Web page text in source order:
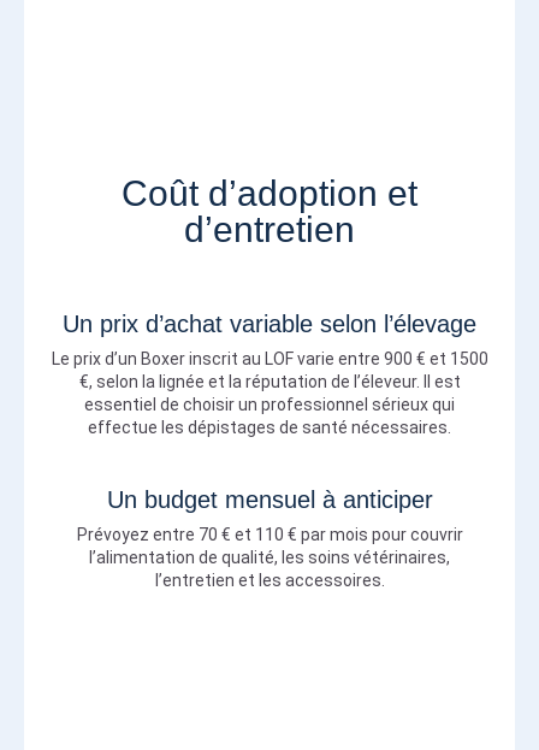
Coût d’adoption et
d’entretien
Un prix d’achat variable selon l’élevage
Le prix d’un Boxer inscrit au LOF varie entre 900 € et 1500
€, selon la lignée et la réputation de l’éleveur. Il est
essentiel de choisir un professionnel sérieux qui
effectue les dépistages de santé nécessaires.
Un budget mensuel à anticiper
Prévoyez entre 70 € et 110 € par mois pour couvrir
l’alimentation de qualité, les soins vétérinaires,
l’entretien et les accessoires.